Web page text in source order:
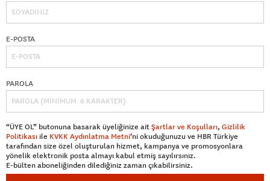
E-POSTA
PAROLA
“ÜYE OL” butonuna basarak üyeliğinize aitŞartlar ve Koşulları, Gizlilik
Politikası ile KVKK Aydınlatma Metni’ni okuduğunuzu ve HBR Türkiye
tarafından size özel oluşturulan hizmet, kampanya ve promosyonlara
yönelik elektronik posta almayı kabul etmiş sayılırsınız.
E-bülten aboneliğinden dilediğiniz zaman çıkabilirsiniz.